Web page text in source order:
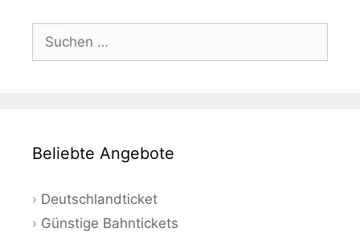
nach:
Beliebte Angebote
Deutschlandticket
Günstige Bahntickets